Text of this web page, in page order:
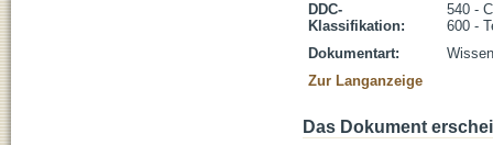
DDC-
Klassifikation:
540 -
600 -
Dokumentart:
Zur Langanzeige
Das Dokument